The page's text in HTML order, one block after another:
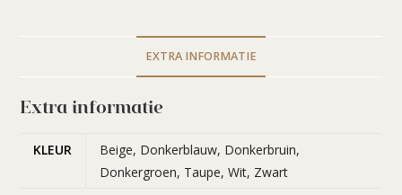
EXTRA INFORMATIE
Extra informatie
KLEUR
Beige, Donkerblauw, Donkerbruin,
Donkergroen, Taupe, Wit, Zwart